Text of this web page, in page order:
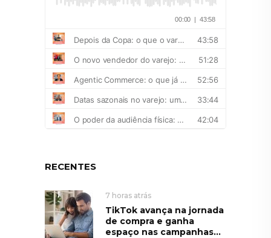
RECENTES
7 horas atrás
TikTok avança na jornada
de compra e ganha
espaço nas campanhas...